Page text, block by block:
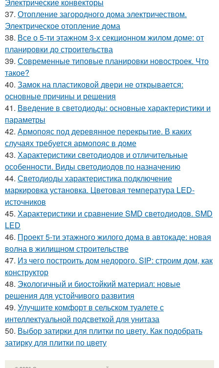
37. Отопление загородного дома электричеством.
Электрическое отопление дома
38. Все о 5-ти этажном 3-х секционном жилом доме: от
планировки до строительства
39. Современные типовые планировки новостроек. Что
такое?
40. Замок на пластиковой двери не открывается:
основные причины и решения
41. Введение в светодиоды: основные характеристики и
параметры
42. Армопояс под деревянное перекрытие. В каких
случаях требуется армопояс в доме
43. Характеристики светодиодов и отличительные
особенности. Виды светодиодов по назначению
44. Светодиоды характеристика подключение
маркировка установка. Цветовая температура LED-
источников
45. Характеристики и сравнение SMD светодиодов. SMD
LED
46. Проект 5-ти этажного жилого дома в автокаде: новая
волна в жилищном строительстве
47. Из чего построить дом недорого. SIP: строим дом, как
конструктор
48. Экологичный и биостойкий материал: новые
решения для устойчивого развития
49. Улучшите комфорт в сельском туалете с
интеллектуальной подсветкой для унитаза
50. Выбор затирки для плитки по цвету. Как подобрать
затирку для плитки по цвету